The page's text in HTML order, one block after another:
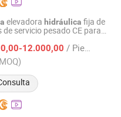
elevadora hidráulica fija de
de servicio pesado CE para
12.000,00 / Pieza
2024